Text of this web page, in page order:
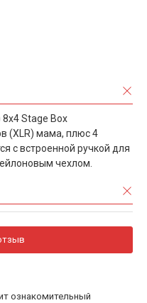
Stage Box
(XLR) мама, плюс 4
с встроенной ручкой для
чехлом.
ознакомительный